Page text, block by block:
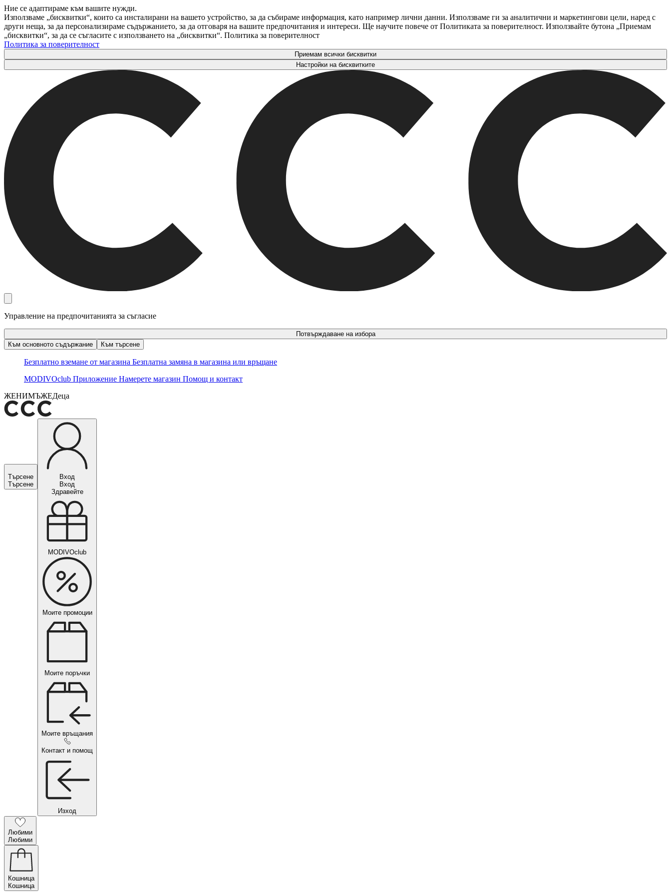
Ние се адаптираме към вашите нужди.
Използваме „бисквитки“, които са инсталирани на вашето устройство, за да събираме информация, като например лични данни. Използваме ги за аналитични и маркетингови цели, наред с
други неща, за да персонализираме съдържанието, за да отговаря на вашите предпочитания и интереси. Ще научите повече от Политиката за поверителност. Използвайте бутона „Приемам
„бисквитки“, за да се съгласите с използването на „бисквитки“. Политика за поверителност
Политика за поверителност
Приемам всички бисквитки
Настройки на бисквитките
Управление на предпочитанията за съгласие
Потвърждаване на избора
Към основното съдържание
Към търсене
Безплатно вземане от магазина Безплатна замяна в магазина или връщане
MODIVOclub Приложение Намерете магазин Помощ и контакт
ЖЕНИМЪЖЕДеца
Търсене
Търсене
Вход
Вход
Здравейте
MODIVOclub
Моите промоции
Моите поръчки
Моите връщания
Контакт и помощ
Изход
Любими
Любими
Кошница
Кошница